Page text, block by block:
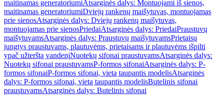
maitinamas generatoriumiAtsarginės dalys: Montuojami iš sienos,
maitinamas generatoriumiDviejų rankenų maišytuvas, montuojamas
prie sienosAtsarginės dalys: Dviejų rankenų maišytuvas,
montuojamas prie sienosPriedaiAtsarginės dalys: PriedaiPraustuvų
maišytuvamsAtsarginės dalys: Praustuvų maišytuvamsPrietaisų
jungtys praustuvams, plautuvėms, prietaisams ir plautuvėms išpilti
ypač užterštą vandenįNuotekų sifonai praustuvamsAtsarginės dalys:
Nuotekų sifonai praustuvamsP-formos sifonaiAtsarginės dalys: P-
formos sifonaiP-formos sifonai, vietą taupantis modelisAtsarginės
dalys: P-formos sifonai, vietą taupantis modelisButelinis sifonai
praustuvamsAtsarginės dalys: Butelinis sifonai